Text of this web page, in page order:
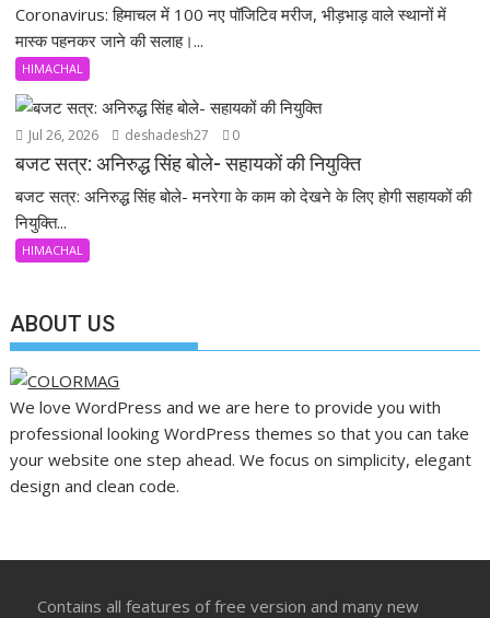
Coronavirus: हिमाचल में 100 नए पॉजिटिव मरीज, भीड़भाड़ वाले स्थानों में
मास्क पहनकर जाने की सलाह।...
HIMACHAL
Jul 26, 2026 deshadesh27 0
बजट सत्र: अनिरुद्ध सिंह बोले- सहायकों की नियुक्ति
बजट सत्र: अनिरुद्ध सिंह बोले- मनरेगा के काम को देखने के लिए होगी सहायकों की
नियुक्ति...
HIMACHAL
ABOUT US
We love WordPress and we are here to provide you with
professional looking WordPress themes so that you can take
your website one step ahead. We focus on simplicity, elegant
design and clean code.
Contains all features of free version and many new